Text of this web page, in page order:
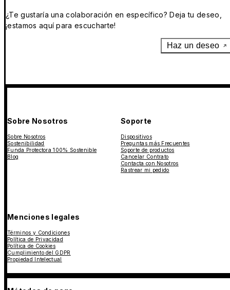
¿Te gustaría una colaboración en específico? Deja tu deseo,
¡estamos aquí para escucharte!
Haz un deseo
Sobre Nosotros
Sobre Nosotros
Sostenibilidad
Funda Protectora 100% Sostenible
Blog
Soporte
Dispositivos
Preguntas más Frecuentes
Soporte de productos
Cancelar Contrato
Contacta con Nosotros
Rastrear mi pedido
Menciones legales
Términos y Condiciones
Política de Privacidad
Política de Cookies
Cumplimiento del GDPR
Propiedad Intelectual